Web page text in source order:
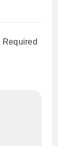
Required